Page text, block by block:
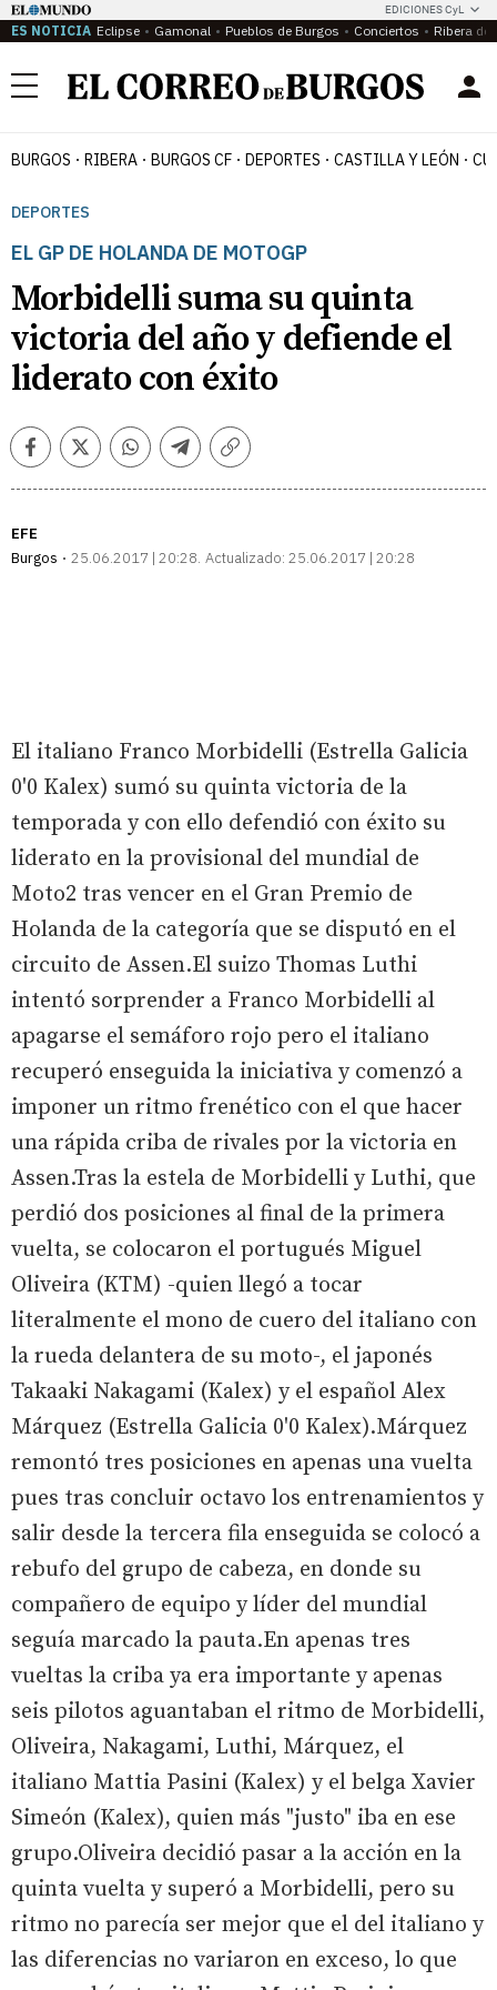
EDICIONES CyL
ES NOTICIA Eclipse Gamonal Pueblos de Burgos Conciertos Ribera del
Menú
BURGOS RIBERA BURGOS CF DEPORTES CASTILLA Y LEÓN
DEPORTES
EL GP DE HOLANDA DE MOTOGP
Morbidelli suma su quinta
victoria del año y defiende el
liderato con éxito
FacebookTwitterWhatsappTelegramCopiar
EFE
Burgos
25.06.2017 | 20:28 Actualizado: 25.06.2017 | 20:28
El italiano Franco Morbidelli (Estrella Galicia
0'0 Kalex) sumó su quinta victoria de la
temporada y con ello defendió con éxito su
liderato en la provisional del mundial de
Moto2 tras vencer en el Gran Premio de
Holanda de la categoría que se disputó en el
circuito de Assen.El suizo Thomas Luthi
intentó sorprender a Franco Morbidelli al
apagarse el semáforo rojo pero el italiano
recuperó enseguida la iniciativa y comenzó a
imponer un ritmo frenético con el que hacer
una rápida criba de rivales por la victoria en
Assen.Tras la estela de Morbidelli y Luthi, que
perdió dos posiciones al final de la primera
vuelta, se colocaron el portugués Miguel
Oliveira (KTM) -quien llegó a tocar
literalmente el mono de cuero del italiano con
la rueda delantera de su moto-, el japonés
Takaaki Nakagami (Kalex) y el español Alex
Márquez (Estrella Galicia 0'0 Kalex).Márquez
remontó tres posiciones en apenas una vuelta
pues tras concluir octavo los entrenamientos y
salir desde la tercera fila enseguida se colocó a
rebufo del grupo de cabeza, en donde su
compañero de equipo y líder del mundial
seguía marcado la pauta.En apenas tres
vueltas la criba ya era importante y apenas
seis pilotos aguantaban el ritmo de Morbidelli,
Oliveira, Nakagami, Luthi, Márquez, el
italiano Mattia Pasini (Kalex) y el belga Xavier
Simeón (Kalex), quien más "justo" iba en ese
grupo.Oliveira decidió pasar a la acción en la
quinta vuelta y superó a Morbidelli, pero su
ritmo no parecía ser mejor que el del italiano y
las diferencias no variaron en exceso, lo que